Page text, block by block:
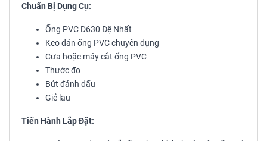
Chuẩn Bị Dụng Cụ:
Ống PVC D630 Đệ Nhất
Keo dán ống PVC chuyên dụng
Cưa hoặc máy cắt ống PVC
Thước đo
Bút đánh dấu
Giẻ lau
Tiến Hành Lắp Đặt: